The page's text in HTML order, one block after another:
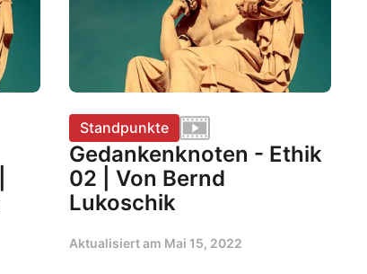
Standpunkte
Gedankenknoten - Ethik
02 | Von Bernd
Lukoschik
Aktualisiert am Mai 15, 2022